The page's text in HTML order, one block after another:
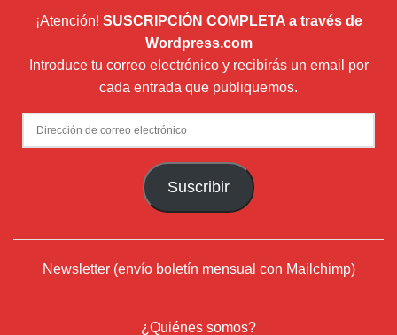
¡Atención! SUSCRIPCIÓN COMPLETA a través de
Wordpress.com
Introduce tu correo electrónico y recibirás un email por
cada entrada que publiquemos.
Dirección
de
Suscribir
Newsletter (envío boletín mensual con Mailchimp)
¿Quiénes somos?